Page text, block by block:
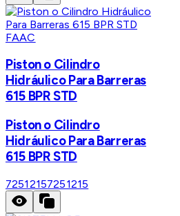
FAAC
Piston o Cilindro
Hidráulico Para Barreras
615 BPR STD
Piston o Cilindro
Hidráulico Para Barreras
615 BPR STD
72512157251215